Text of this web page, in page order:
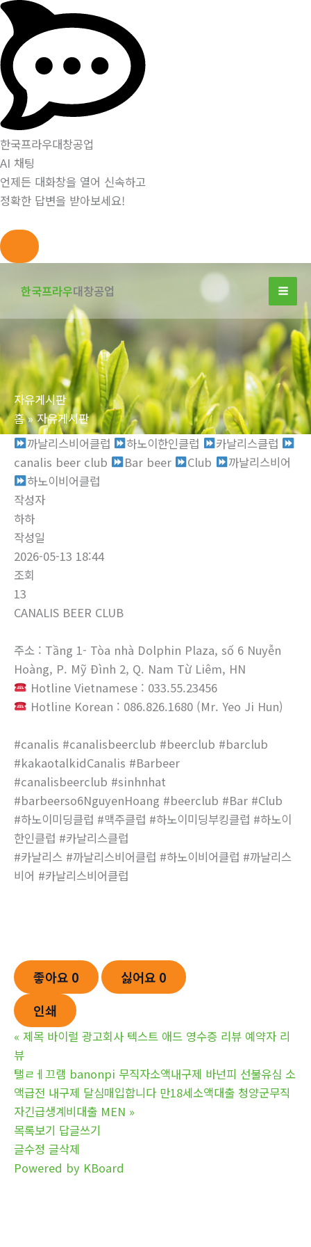
한국프라우대창공업
AI 채팅
언제든 대화창을 열어 신속하고
정확한 답변을 받아보세요!
너
뛰
기
한국프라우대창공업
자유게시판
홈
자유게시판
까날리스비어클럽
하노이한인클럽
‍‍카날리스클럽
‍canalis beer club
Bar beer ‍‍Club ‍‍
까날리스비어 ‍‍
하노이비어클럽
작성자
하하
작성일
2026-05-13 18:44
조회
13
CANALIS BEER CLUB
주소 : Tầng 1- Tòa nhà Dolphin Plaza, số 6 Nuyễn
Hoàng, P. Mỹ Đình 2, Q. Nam Từ Liêm, HN
Hotline Vietnamese : 033.55.23456
Hotline Korean : 086.826.1680 (Mr. Yeo Ji Hun)
#canalis #canalisbeerclub #beerclub #barclub
#kakaotalkidCanalis #Barbeer
#canalisbeerclub #sinhnhat
#barbeerso6NguyenHoang #beerclub #Bar #Club
#하노이미딩클럽 #맥주클럽 #하노이미딩부킹클럽 #하노이
한인클럽 #카날리스클럽
#카날리스 #까날리스비어클럽 #하노이비어클럽 #까날리스
비어 #카날리스비어클럽
좋아요 0 싫어요 0
인쇄
« 제목 바이럴 광고회사 텍스트 애드 영수증 리뷰 예약자 리
뷰
탤ㄹㅔ끄램 banonpi 무직자소액내구제 바넌피 선불유심 소
액급전 내구제 달심매입합니다 만18세소액대출 청양군무직
자긴급생계비대출 MEN »
목록보기 답글쓰기
글수정 글삭제
Powered by KBoard